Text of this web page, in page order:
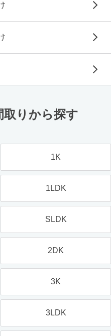
取りから探す
1K
1LDK
SLDK
2DK
3K
3LDK